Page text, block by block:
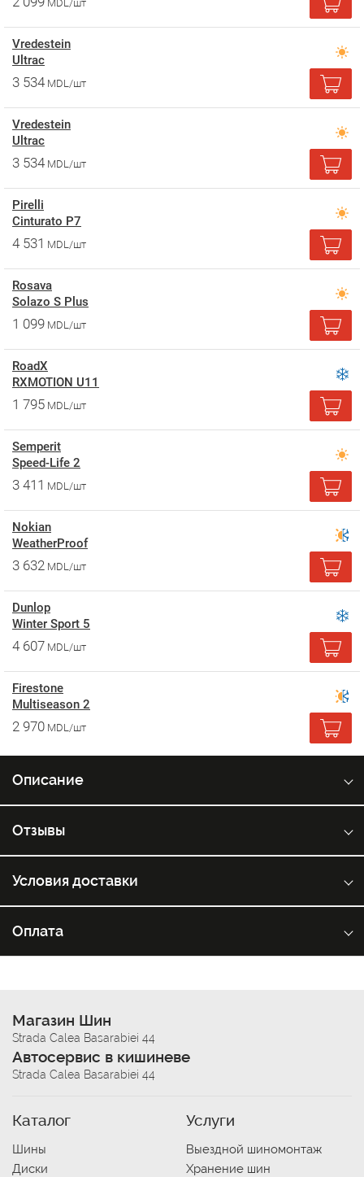
MDL/шт
Vredestein
Ultrac
3 534 MDL/шт
Vredestein
Ultrac
3 534 MDL/шт
Pirelli
Cinturato P7
4 531 MDL/шт
Rosava
Solazo S Plus
1 099 MDL/шт
RoadX
RXMOTION U11
1 795 MDL/шт
Semperit
Speed-Life 2
3 411 MDL/шт
Nokian
WeatherProof
3 632 MDL/шт
Dunlop
Winter Sport 5
4 607 MDL/шт
Firestone
Multiseason 2
2 970 MDL/шт
Описание
Отзывы
Условия доставки
Оплата
Магазин Шин
Strada Calea Basarabiei 44
Автосервис в кишиневе
Strada Calea Basarabiei 44
Каталог
Шины
Диски
Услуги
Выездной шиномонтаж
Хранение шин